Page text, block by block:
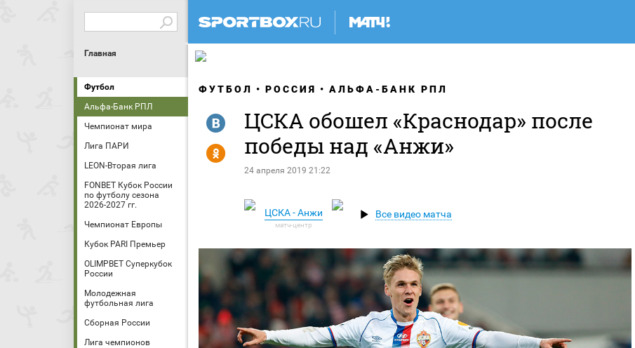
Главная
Футбол
Альфа-Банк РПЛ
Чемпионат мира
Лига ПАРИ
LEON-Вторая лига
FONBET Кубок России
по футболу сезона
2026-2027 гг.
Чемпионат Европы
Кубок PARI Премьер
OLIMPBET Суперкубок
России
Молодежная
футбольная лига
Сборная России
Лига чемпионов
ФУТБОЛ РОССИЯ АЛЬФА-БАНК РПЛ
ЦСКА обошел «Краснодар» после
победы над «Анжи»
24 апреля 2019 21:22
R
Y
ЦСКА - Анжи Все видео матча